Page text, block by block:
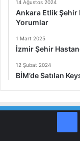
14 Ağustos 2024
Ankara Etlik Şehir
Yorumlar
1 Mart 2025
İzmir Şehir
12 Şubat 2024
BİM’de Satılan